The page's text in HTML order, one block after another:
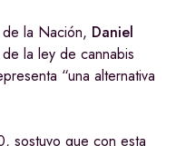
la Nación, Daniel
la ley de cannabis
“una alternativa
sostuvo que con esta